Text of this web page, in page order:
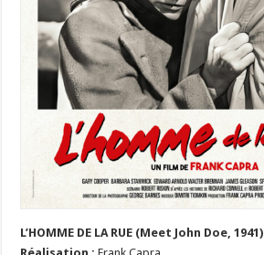
L’HOMME DE LA RUE (Meet John Doe, 1941)